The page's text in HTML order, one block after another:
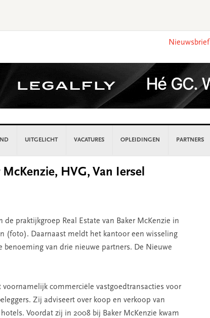
Nieuwsbrief
UITGELICHT VACATURES OPLEIDINGEN PARTNERS
HVG, Van Iersel
praktijkgroep Real Estate van Baker McKenzie in
(foto). Daarnaast meldt het kantoor een wisseling
benoeming van drie nieuwe partners. De Nieuwe
voornamelijk commerciële vastgoedtransacties voor
Zij adviseert over koop en verkoop van
Voordat zij in 2008 bij Baker McKenzie kwam